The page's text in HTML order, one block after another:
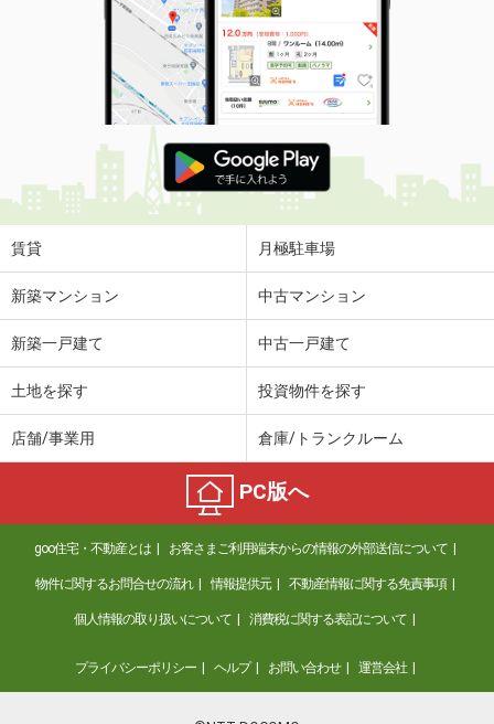
賃貸 月極駐車場
新築マンション 中古マンション
新築一戸建て 中古一戸建て
土地を探す 投資物件を探す
店舗/事業用 倉庫/トランクルーム
PC版へ
goo住宅・不動産とは お客さまご利用端末からの情報の外部送信について
物件に関するお問合せの流れ 情報提供元 不動産情報に関する免責事項
個人情報の取り扱いについて 消費税に関する表記について
プライバシーポリシー ヘルプ お問い合わせ 運営会社